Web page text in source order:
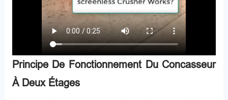
Principe De Fonctionnement Du Concasseur
À Deux Étages